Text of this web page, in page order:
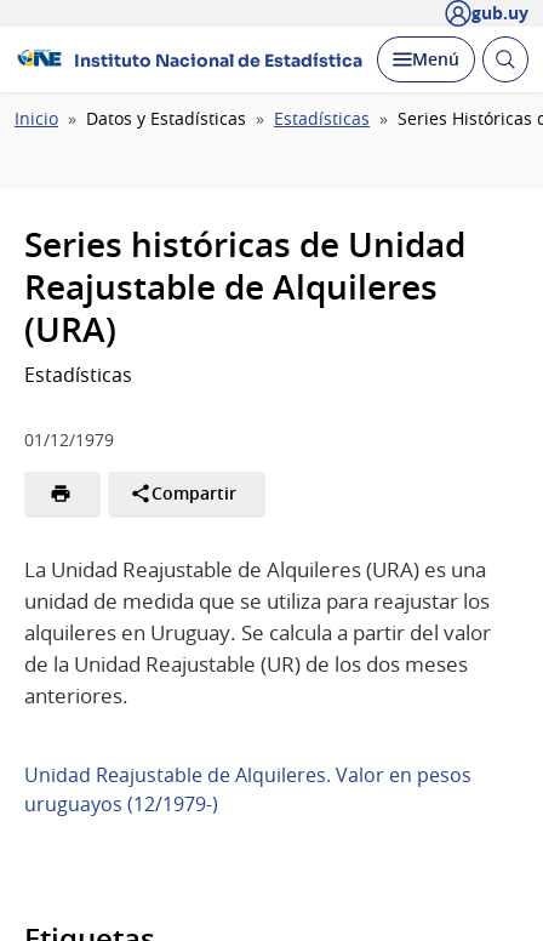
gub.uy
Instituto Nacional de Estadística Desplegar
Menú Abrir
Ruta
Inicio Datos y Estadísticas Estadísticas Series Históricas
Series históricas de Unidad
Reajustable de Alquileres
(URA)
Estadísticas
01/12/1979
Compartir
La Unidad Reajustable de Alquileres (URA) es una
unidad de medida que se utiliza para reajustar los
alquileres en Uruguay. Se calcula a partir del valor
de la Unidad Reajustable (UR) de los dos meses
anteriores.
Unidad Reajustable de Alquileres. Valor en pesos
uruguayos (12/1979-)